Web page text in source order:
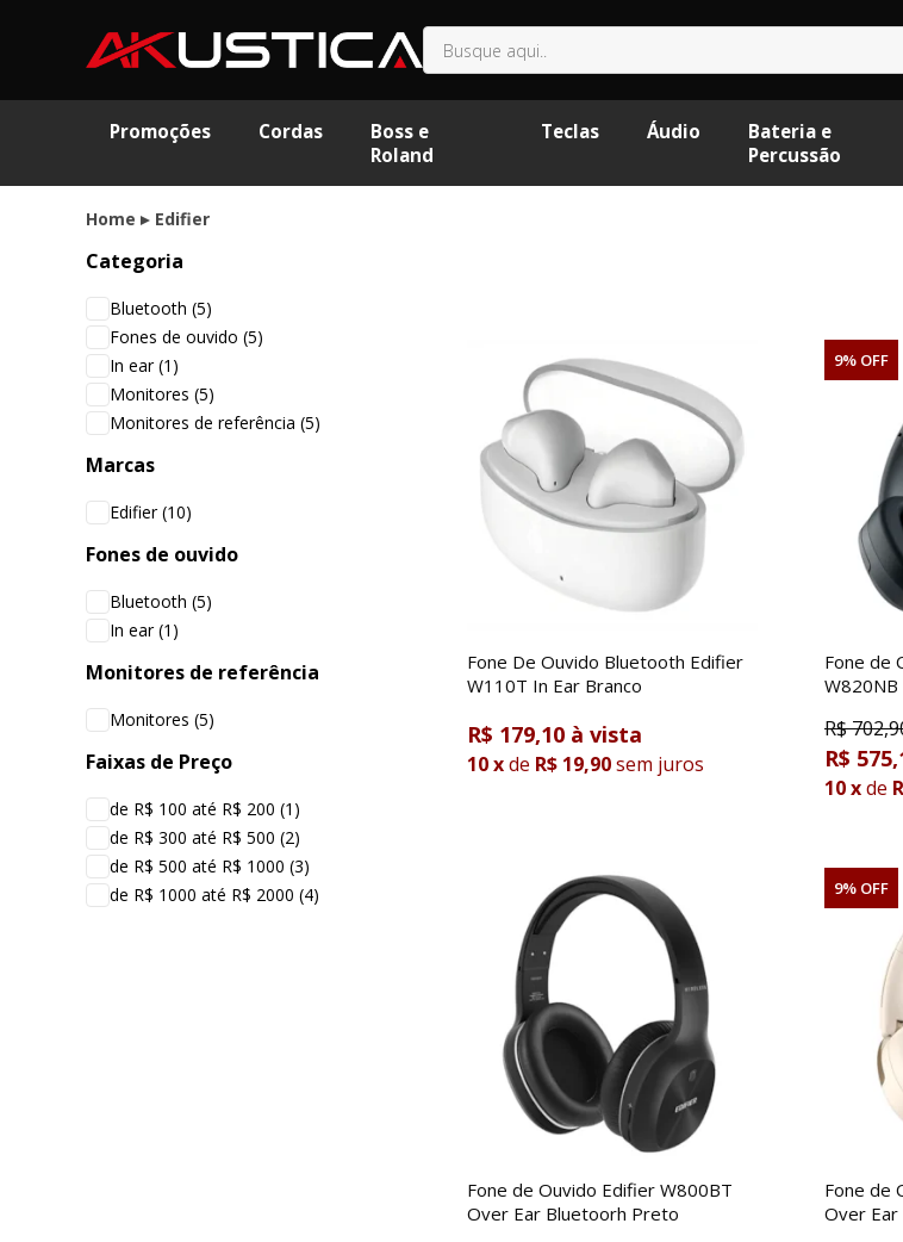
Promoções Cordas
Boss e
Roland
Teclas Áudio
Bateria e
Percussão
Home Edifier
Categoria
Bluetooth (5)
Fones de ouvido (5)
In ear(1)
Monitores (5)
Monitores de referência (5)
Marcas
Edifier(10)
Fones de ouvido
Bluetooth (5)
In ear(1)
Monitores de referência
Monitores (5)
Faixas de Preço
de R$ 100 até R$ 200 (1)
de R$ 300 até R$ 500 (2)
de R$ 500 até R$ 1000 (3)
de R$ 1000 até R$ 2000 (4)
Fone De Ouvido Bluetooth Edifier
W110T In Ear Branco
R$ 179,10
10xde R$ 19,90sem juros
9% OFF
Fone de
W820NB
R$
R$
10xde
Fone de Ouvido Edifier W800BT
Over Ear Bluetoorh Preto
9% OFF
Fone de
Over